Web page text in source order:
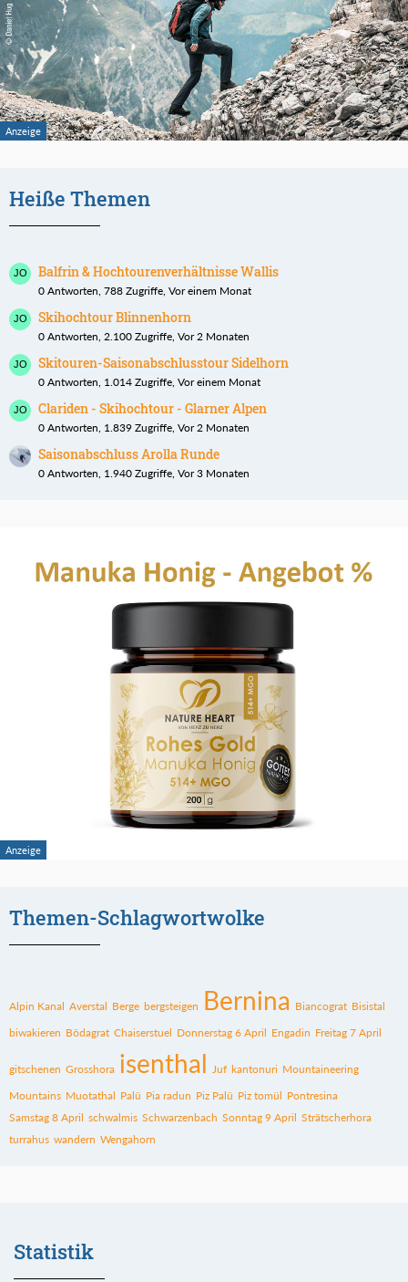
Heiße Themen
Balfrin & Hochtourenverhältnisse Wallis
0 Antworten, 788 Zugriffe, Vor einem Monat
Skihochtour Blinnenhorn
0 Antworten, 2.100 Zugriffe, Vor 2 Monaten
Skitouren-Saisonabschlusstour Sidelhorn
0 Antworten, 1.014 Zugriffe, Vor einem Monat
Clariden - Skihochtour - Glarner Alpen
0 Antworten, 1.839 Zugriffe, Vor 2 Monaten
Saisonabschluss Arolla Runde
0 Antworten, 1.940 Zugriffe, Vor 3 Monaten
Themen-Schlagwortwolke
Alpin Kanal Averstal Berge bergsteigen Bernina Biancograt Bisistal
biwakieren Bödagrat Chaiserstuel Donnerstag 6 April Engadin Freitag 7 April
gitschenen Grosshora isenthal Juf kantonuri Mountaineering
Mountains Muotathal Palü Pia radun Piz Palü Piz tomül Pontresina
Samstag 8 April schwalmis Schwarzenbach Sonntag 9 April Strätscherhora
turrahus wandern Wengahorn
Statistik